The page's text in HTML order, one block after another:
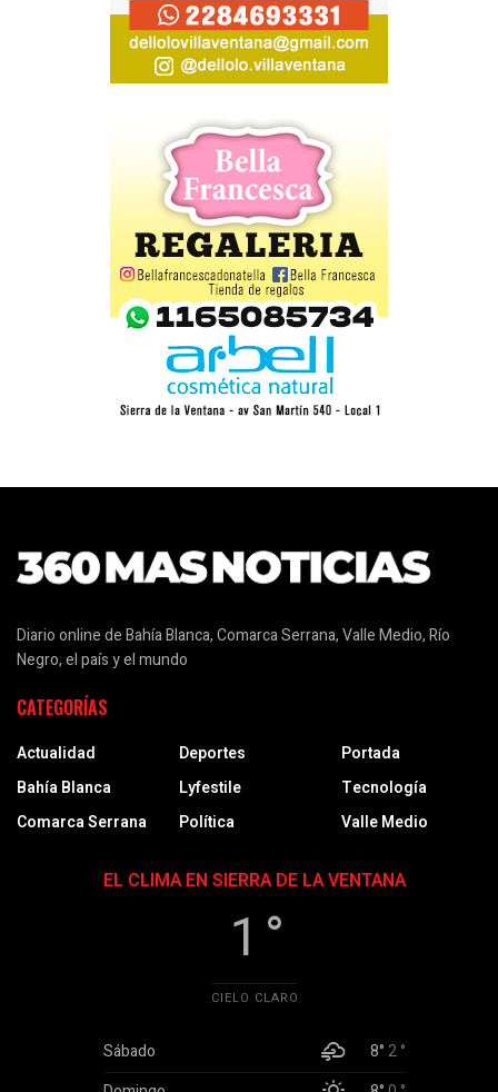
Diario online de Bahía Blanca, Comarca Serrana, Valle Medio, Río
Negro, el país y el mundo
CATEGORÍAS
Actualidad
Bahía Blanca
Comarca Serrana
Deportes
Lyfestile
Política
Portada
Tecnología
Valle Medio
EL CLIMA EN SIERRA DE LA VENTANA
1 °
CIELO CLARO
Sábado 8°2 °